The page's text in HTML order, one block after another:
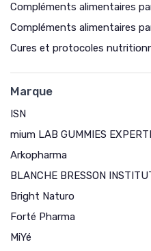
Compléments alimentaires
Compléments alimentaires
Cures et protocoles
Marque
ISN
mium LAB GUMMIES
Arkopharma
BLANCHE BRESSON
Bright Naturo
Forté Pharma
MiYé